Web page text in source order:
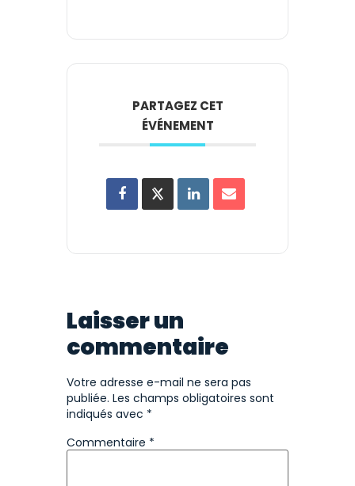
PARTAGEZ CET
ÉVÉNEMENT
Laisser un
commentaire
Votre adresse e-mail ne sera pas
publiée. Les champs obligatoires sont
indiqués avec *
Commentaire *